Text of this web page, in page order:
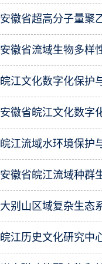
安徽省超高分子量聚
安徽省流域生物多样
皖江文化数字化保护
安徽省皖江文化数字
皖江流域水环境保护
安徽省皖江流域种群
大别山区域复杂生态
皖江历史文化研究中